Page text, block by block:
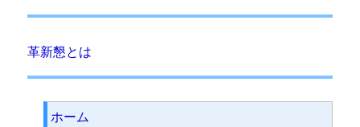
革新懇とは
ホーム